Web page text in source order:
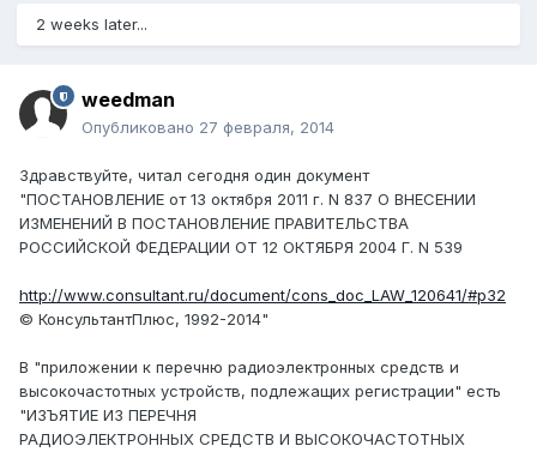
2 weeks later...
weedman
Опубликовано 27 февраля, 2014
Здравствуйте, читал сегодня один документ
"ПОСТАНОВЛЕНИЕ от 13 октября 2011 г. N 837 О ВНЕСЕНИИ
ИЗМЕНЕНИЙ В ПОСТАНОВЛЕНИЕ ПРАВИТЕЛЬСТВА
РОССИЙСКОЙ ФЕДЕРАЦИИ ОТ 12 ОКТЯБРЯ 2004 Г. N 539
http://www.consultant.ru/document/cons_doc_LAW_120641/#p32
© КонсультантПлюс, 1992-2014"
В "приложении к перечню радиоэлектронных средств и
высокочастотных устройств, подлежащих регистрации" есть
"ИЗЪЯТИЕ ИЗ ПЕРЕЧНЯ
РАДИОЭЛЕКТРОННЫХ СРЕДСТВ И ВЫСОКОЧАСТОТНЫХ